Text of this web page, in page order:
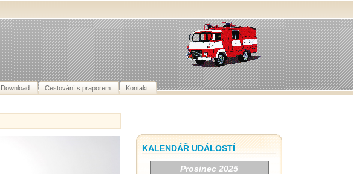
Download Cestování s praporem Kontakt
KALENDÁŘ UDÁLOSTÍ
Prosinec 2025